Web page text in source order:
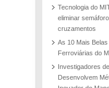
Tecnologia do
eliminar
cruzamentos
As 10 Mais
Ferroviárias do
Investigadores
Desenvolvem